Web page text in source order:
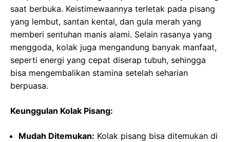
saat berbuka. Keistimewaannya terletak pada pisang
yang lembut, santan kental, dan gula merah yang
memberi sentuhan manis alami. Selain rasanya yang
menggoda, kolak juga mengandung banyak manfaat,
seperti energi yang cepat diserap tubuh, sehingga
bisa mengembalikan stamina setelah seharian
berpuasa.
Keunggulan Kolak Pisang:
Mudah Ditemukan: Kolak pisang bisa ditemukan di